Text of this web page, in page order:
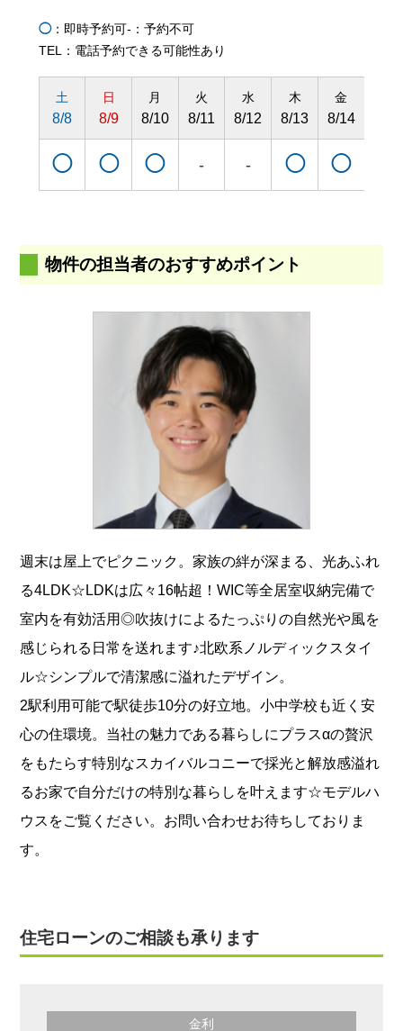
◯：即時予約可-：予約不可
TEL：電話予約できる可能性あり
土
8/8
◯
日
8/9
◯
月
8/10
◯
火
8/11
-
水
8/12
-
木
8/13
◯
金
8/14
◯
物件の担当者のおすすめポイント
週末は屋上でピクニック。家族の絆が深まる、光あふれ
る4LDK☆LDKは広々16帖超！WIC等全居室収納完備で
室内を有効活用◎吹抜けによるたっぷりの自然光や風を
感じられる日常を送れます♪北欧系ノルディックスタイ
ル☆シンプルで清潔感に溢れたデザイン。
2駅利用可能で駅徒歩10分の好立地。小中学校も近く安
心の住環境。当社の魅力である暮らしにプラスαの贅沢
をもたらす特別なスカイバルコニーで採光と解放感溢れ
るお家で自分だけの特別な暮らしを叶えます☆モデルハ
ウスをご覧ください。お問い合わせお待ちしておりま
す。
住宅ローンのご相談も承ります
金利